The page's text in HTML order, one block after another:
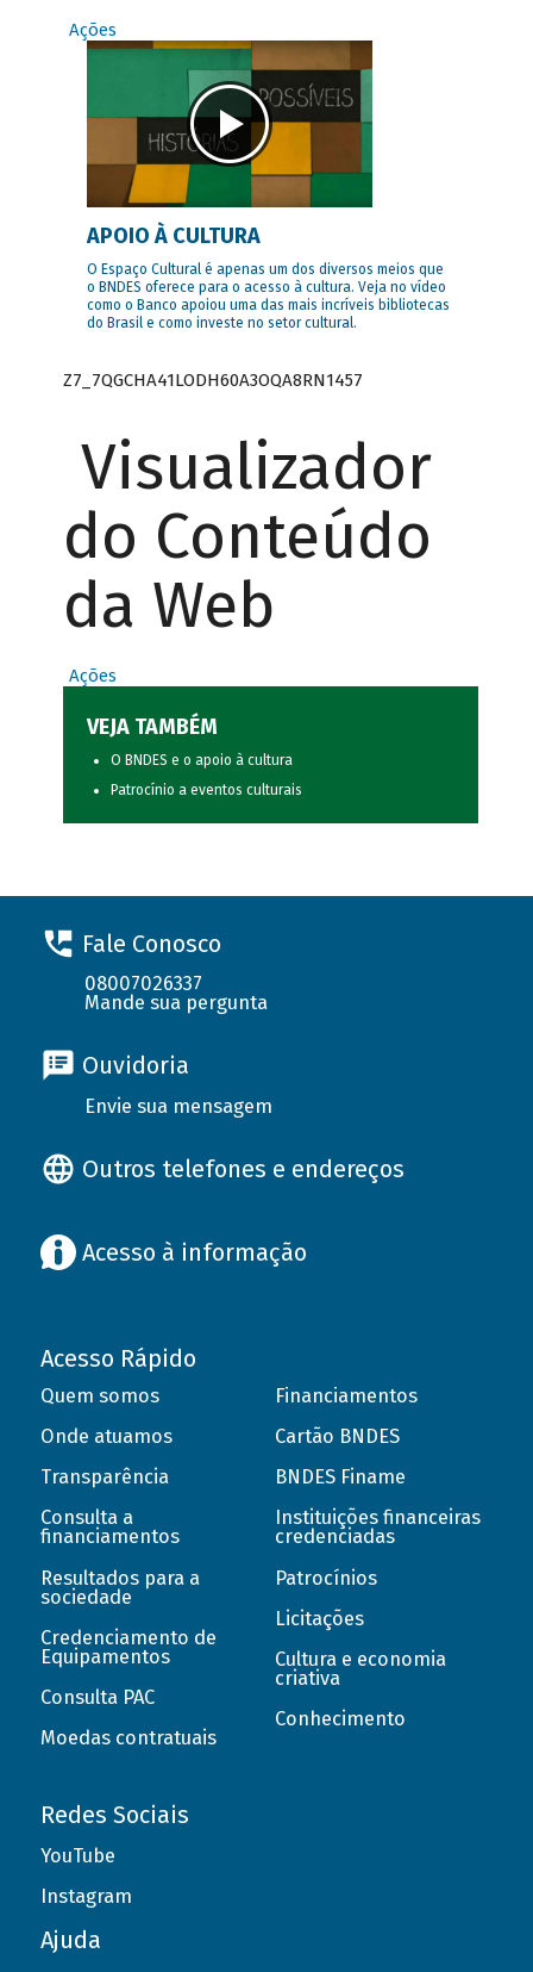
Ações
APOIO À CULTURA
O Espaço Cultural é apenas um dos diversos meios que
o BNDES oferece para o acesso à cultura. Veja no vídeo
como o Banco apoiou uma das mais incríveis bibliotecas
do Brasil e como investe no setor cultural.
Z7_7QGCHA41LODH60A3OQA8RN1457
Visualizador
do Conteúdo
da Web
Ações
VEJA TAMBÉM
O BNDES e o apoio à cultura
Patrocínio a eventos culturais
Fale Conosco
08007026337
Mande sua pergunta
Ouvidoria
Envie sua mensagem
Outros telefones e endereços
Acesso à informação
Acesso Rápido
Quem somos
Onde atuamos
Transparência
Consulta a
financiamentos
Resultados para a
sociedade
Credenciamento de
Equipamentos
Consulta PAC
Moedas contratuais
Financiamentos
Cartão BNDES
BNDES Finame
Instituições financeiras
credenciadas
Patrocínios
Licitações
Cultura e economia
criativa
Conhecimento
Redes Sociais
YouTube
Instagram
Ajuda